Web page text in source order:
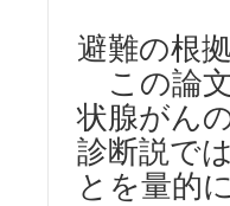
避難の根
この論
状腺がん
診断説で
とを量的